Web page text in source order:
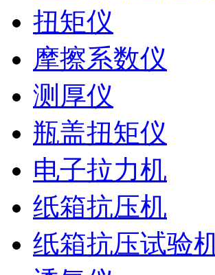
扭矩仪
摩擦系数仪
测厚仪
瓶盖扭矩仪
电子拉力机
纸箱抗压机
纸箱抗压试验